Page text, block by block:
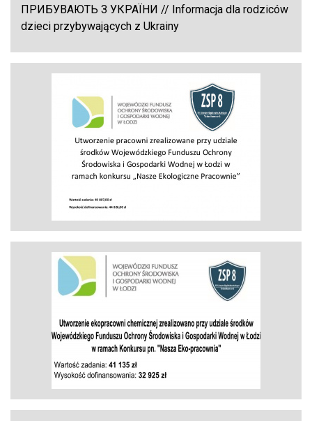
ПРИБУВАЮТЬ З УКРАЇНИ // Informacja dla rodziców
dzieci przybywających z Ukrainy